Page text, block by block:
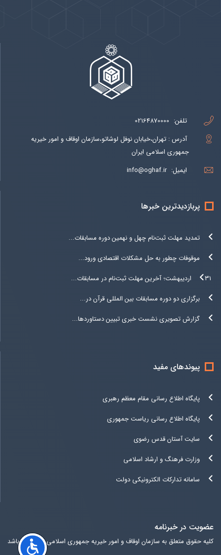
تلفن: 02164870000
آدرس : تهران،خیابان نوفل لوشاتو،سازمان اوقاف و امور خیریه
جمهوری اسلامی ایران
ایمیل: info@oghaf.ir
پربازدیدترین خبرها
تمدید مهلت ثبت‌نام چهل و نهمین دوره مسابقات...
موقوفات چطور به حل مشکلات اقتصادی ورود...
۳۱ اردیبهشت؛ آخرین مهلت ثبت‌نام در مسابقات...
برگزاری دو دوره مسابقات بین المللی قرآن در...
گزارش تصویری نشست خبری تبیین دستاوردها...
پیوندهای مفید
پایگاه اطلاع رسانی مقام معظم رهبری
پایگاه اطلاع رسانی ریاست جمهوری
سایت آستان قدس رضوی
وزارت فرهنگ و ارشاد اسلامی
سامانه تدارکات الکترونیکی دولت
عضویت در خبرنامه
کلیه حقوق متعلق به سازمان اوقاف و امور خیریه جمهوری اسلامی ایران می باشد